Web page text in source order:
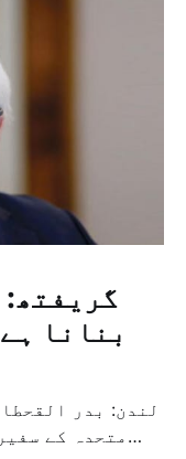
گریفتھ:
بنانا
لندن: بدر
متحدہ کے